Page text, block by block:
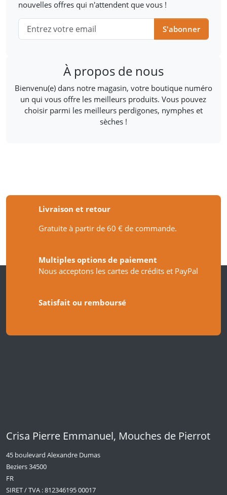
nouvelles offres qui n'attendent que vous !
S'abonner
À propos de nous
Bienvenu(e) dans notre magasin, votre boutique numéro
un qui vous offre les meilleurs produits. Vous pouvez
choisir parmi les meilleurs perdigones, nymphes et
sèches !
Livraison et retour
Gratuite à partir de 60 € de commande.
Multiples options de paiement
Nous acceptons les cartes de crédits et PayPal
Satisfait ou remboursé
Crisa Pierre Emmanuel, Mouches de Pierrot
45 boulevard Alexandre Dumas
Beziers 34500
FR
SIRET / TVA : 812346195 00017